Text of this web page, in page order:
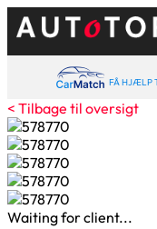
FÅ HJÆLP
< Tilbage til oversigt
Waiting for client...